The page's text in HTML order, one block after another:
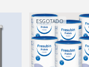
ESGOTADO